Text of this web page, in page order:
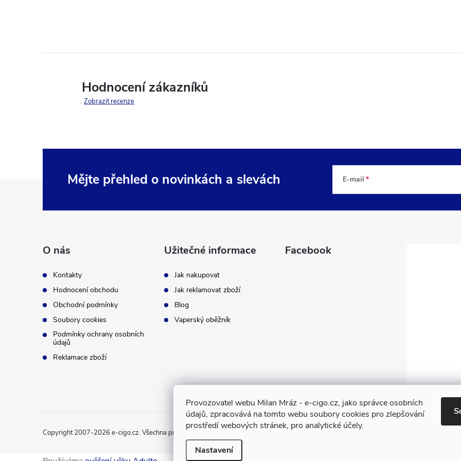
Provozovatel webu Milan Mráz - e-cigo.cz, jako správce osobních
údajů, zpracovává na tomto webu soubory cookies pro zlepšování
prostředí webových stránek, pro analytické účely.
Nastavení
Hodnocení zákazníků
Zobrazit recenze
Mějte přehled o novinkách a slevách E-mail
O nás
Kontakty
Hodnocení obchodu
Obchodní podmínky
Soubory cookies
Podmínky ochrany osobních
údajů
Reklamace zboží
Užitečné informace
Jak nakupovat
Jak reklamovat zboží
Blog
Vaperský oběžník
Facebook
Copyright 2007-2026 e-cigo.cz. Všechna práva vyhrazena.